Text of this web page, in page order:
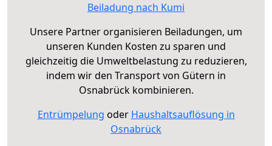
Beiladung nach Kumi
Unsere Partner organisieren Beiladungen, um
unseren Kunden Kosten zu sparen und
gleichzeitig die Umweltbelastung zu reduzieren,
indem wir den Transport von Gütern in
Osnabrück kombinieren.
Entrümpelung oder Haushaltsauflösung in
Osnabrück